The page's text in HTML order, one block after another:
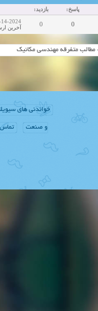
پاسخ: بازدید:
0
0
2024 01:05 PM
آخرین
خواندنی های
و صنعت تماس